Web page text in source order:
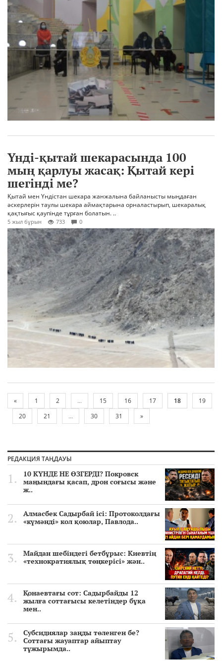
Үнді-қытай шекарасында 100
мың қарлуы жасақ: Қытай кері
шегінді ме?
Қытай мен Үндістан шекара жанжалына байланысты мыңдаған
әскерлерін таулы шекара аймақтарына орналастырып, шекаралық
қақтығыс қаупінде тұрған болатын. ..
5 жыл бұрын 733 0
« 1 2 ... 15 16 17 18
19
20
21 ... 30 31 »
РЕДАКЦИЯ ТАҢДАУЫ
10 КҮНДЕ НЕ ӨЗГЕРДІ? Покровск
маңындағы қасап, дрон соғысы және
ж..
Алмасбек Садырбай ісі: Протоколдағы
«күмәнді» кол қоюлар, Павлода..
Майдан шебіндегі бетбұрыс: Киевтің
«технократиялық төңкерісі» жән..
Қонаевтағы сот: Садырбайды 12
жылға соттағысы келетіндер бұқа
мен..
Субсидиялар заңды төленген бе?
Соттағы жауаптар айыптау
тұжырымда..